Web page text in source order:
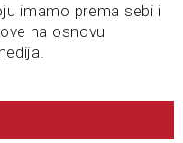
imamo prema sebi i
na osnovu